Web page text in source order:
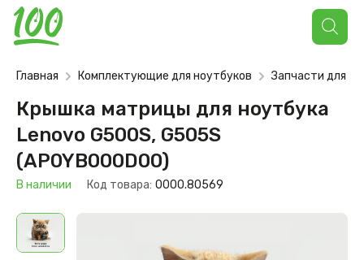
Поиск
товаров
Главная Комплектующие для ноутбуков Запчасти для
Крышка матрицы для ноутбука
Lenovo G500S, G505S
(AP0YB000D00)
В наличии Код товара: 0000.80569